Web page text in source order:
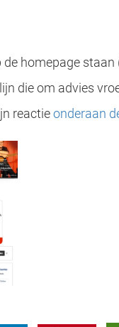
de homepage
die om advies
reactieonderaan